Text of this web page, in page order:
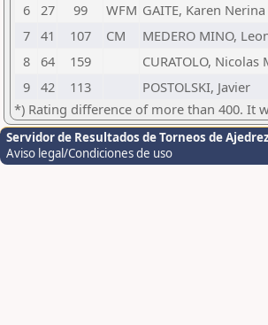
6 27 99 WFM GAITE, Karen Nerina
7 41 107 CM MEDERO MINO,
8 64 159 CURATOLO, Nicolas
9 42 113 POSTOLSKI, Javier
*) Rating difference of more than 400. It
Servidor de Resultados de Torneos de Ajedrez
Aviso legal/Condiciones de uso